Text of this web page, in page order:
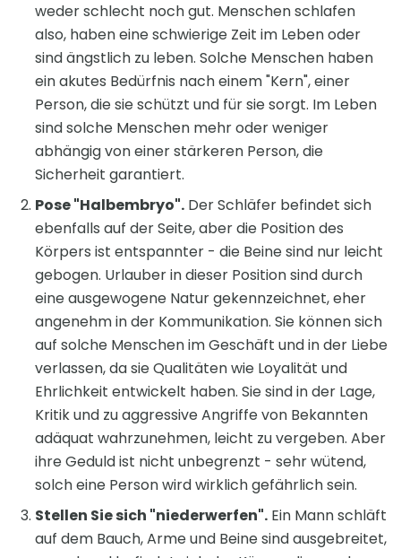
weder schlecht noch gut. Menschen schlafen
also, haben eine schwierige Zeit im Leben oder
sind ängstlich zu leben. Solche Menschen haben
ein akutes Bedürfnis nach einem "Kern", einer
Person, die sie schützt und für sie sorgt. Im Leben
sind solche Menschen mehr oder weniger
abhängig von einer stärkeren Person, die
Sicherheit garantiert.
Pose "Halbembryo". Der Schläfer befindet sich
ebenfalls auf der Seite, aber die Position des
Körpers ist entspannter - die Beine sind nur leicht
gebogen. Urlauber in dieser Position sind durch
eine ausgewogene Natur gekennzeichnet, eher
angenehm in der Kommunikation. Sie können sich
auf solche Menschen im Geschäft und in der Liebe
verlassen, da sie Qualitäten wie Loyalität und
Ehrlichkeit entwickelt haben. Sie sind in der Lage,
Kritik und zu aggressive Angriffe von Bekannten
adäquat wahrzunehmen, leicht zu vergeben. Aber
ihre Geduld ist nicht unbegrenzt - sehr wütend,
solch eine Person wird wirklich gefährlich sein.
Stellen Sie sich "niederwerfen". Ein Mann schläft
auf dem Bauch, Arme und Beine sind ausgebreitet,